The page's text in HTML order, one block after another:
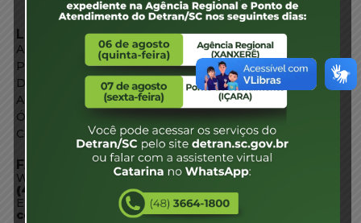
LINKS EXTERNOS
Agência de Notícias
Portal de Serviços
Diário Oficial
Acesso à Informação
Órgãos do Governo
Conheça SC
FALE CONOSCO
WhatsApp:
(48) 3664-1800
E-mail:
centraldeinformacoes@detran.sc.gov.br